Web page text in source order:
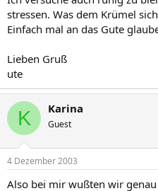
stressen. Was dem Krümel
Einfach mal an das Gute
Lieben Gruß
ute
K Karina
Guest
4 Dezember 2003
Also bei mir wußten wir